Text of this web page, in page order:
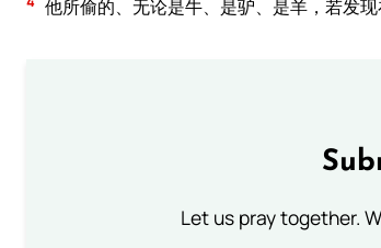
他所偷的、无论是牛、是驴、是羊，若发
Let us pray together.